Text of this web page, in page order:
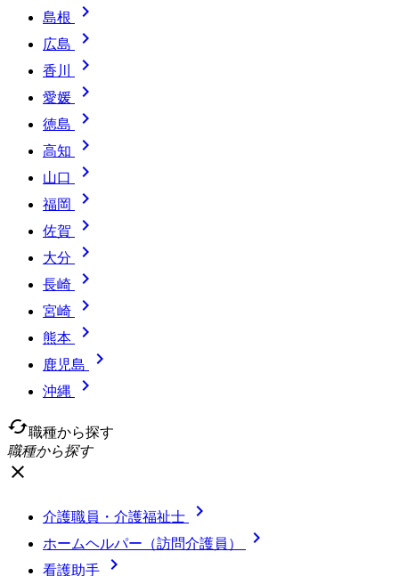
島根 
広島 
香川 
愛媛 
徳島 
高知 
山口 
福岡 
佐賀 
大分 
長崎 
宮崎 
熊本 
鹿児島 
沖縄

cached職種から探す
職種から探す
close
介護職員・介護福祉士 
ホームヘルパー（訪問介護員） 
看護助手 